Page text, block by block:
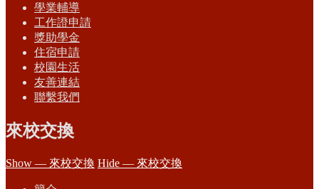
學業輔導
工作證申請
獎助學金
住宿申請
校園生活
友善連結
聯繫我們
來校交換
Show — 來校交換 Hide — 來校交換